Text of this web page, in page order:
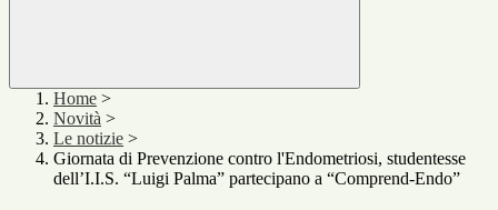
Home >
Novità >
Le notizie >
Giornata di Prevenzione contro l'Endometriosi, studentesse
dell’I.I.S. “Luigi Palma” partecipano a “Comprend-Endo”